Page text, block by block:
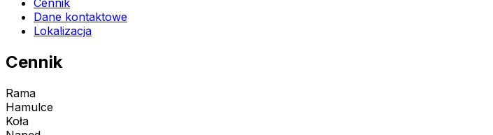
Dane kontaktowe
Lokalizacja
Cennik
Rama
Hamulce
Koła